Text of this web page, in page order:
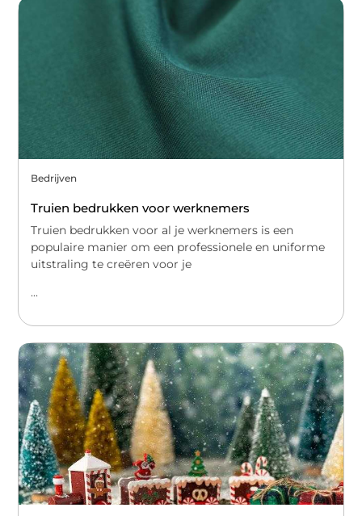
Bedrijven
Truien bedrukken voor werknemers
Truien bedrukken voor al je werknemers is een
populaire manier om een professionele en uniforme
uitstraling te creëren voor je
...